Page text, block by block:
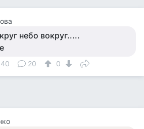
небо вокруг.....
20 0